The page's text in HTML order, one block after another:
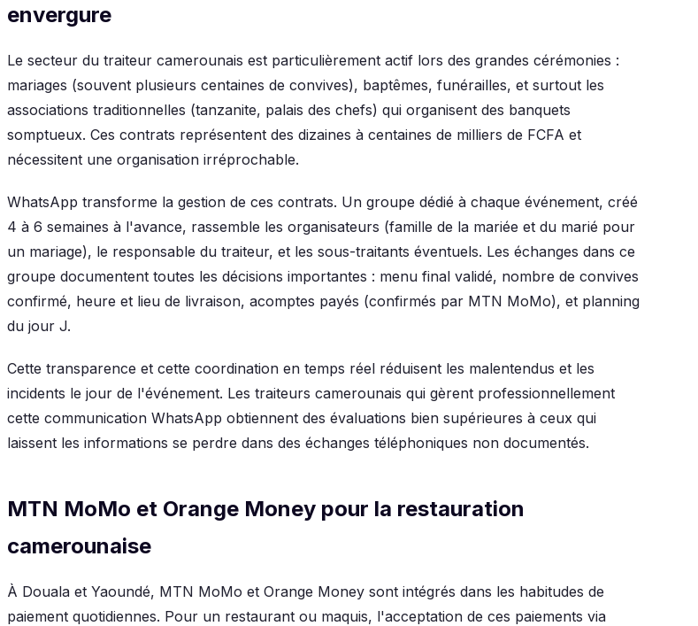
envergure
Le secteur du traiteur camerounais est particulièrement actif lors des grandes cérémonies :
mariages (souvent plusieurs centaines de convives), baptêmes, funérailles, et surtout les
associations traditionnelles (tanzanite, palais des chefs) qui organisent des banquets
somptueux. Ces contrats représentent des dizaines à centaines de milliers de FCFA et
nécessitent une organisation irréprochable.
WhatsApp transforme la gestion de ces contrats. Un groupe dédié à chaque événement, créé
4 à 6 semaines à l'avance, rassemble les organisateurs (famille de la mariée et du marié pour
un mariage), le responsable du traiteur, et les sous-traitants éventuels. Les échanges dans ce
groupe documentent toutes les décisions importantes : menu final validé, nombre de convives
confirmé, heure et lieu de livraison, acomptes payés (confirmés par MTN MoMo), et planning
du jour J.
Cette transparence et cette coordination en temps réel réduisent les malentendus et les
incidents le jour de l'événement. Les traiteurs camerounais qui gèrent professionnellement
cette communication WhatsApp obtiennent des évaluations bien supérieures à ceux qui
laissent les informations se perdre dans des échanges téléphoniques non documentés.
MTN MoMo et Orange Money pour la restauration
camerounaise
À Douala et Yaoundé, MTN MoMo et Orange Money sont intégrés dans les habitudes de
paiement quotidiennes. Pour un restaurant ou maquis, l'acceptation de ces paiements via